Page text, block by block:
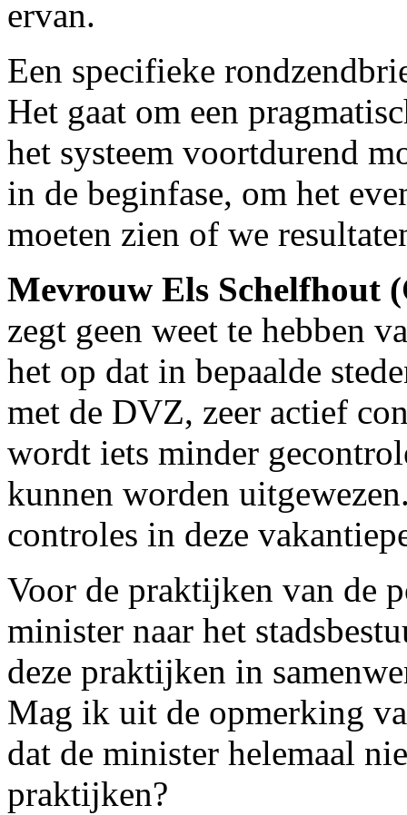
ervan.
Een specifieke
Het gaat om een
het systeem voortdurend
in de beginfase, om het
moeten zien of we
Mevrouw Els Schelfhout
zegt geen weet te hebben
het op dat in bepaalde
met de DVZ, zeer actief
wordt iets minder
kunnen worden
controles in deze
Voor de praktijken van de
minister naar het
deze praktijken in
Mag ik uit de opmerking
dat de minister helemaal
praktijken?